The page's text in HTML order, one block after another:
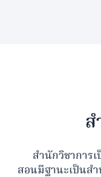
สำนักวิชาการเ
สอนมีฐานะเป็นส